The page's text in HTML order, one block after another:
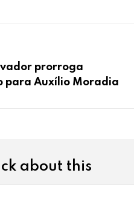
prorroga
para Auxílio Moradia
about this